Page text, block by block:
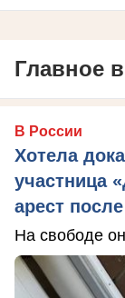
Главное
В России
Хотела
участница
арест
На свободе